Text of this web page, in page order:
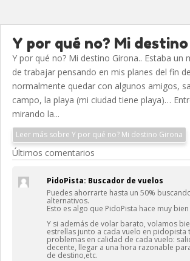
Y por qué no? Mi
Y por qué no? Mi destino Girona.. Estaba un
de trabajar pensando en mis planes del fin
normalmente quedar con algunos amigos,
campo, la playa (mi ciudad tiene playa)…
mirando la...
Leer más sobre Y por qué no? Mi destino Girona
Últimos comentarios
PidoPista: Buscador de vuelos
Puedes ahorrarte hasta un 50%
alternativos.
Esto es algo que PidoPista hace muy
Y si además de volar barato, volamos
estrellas junto a cada vuelo en pidopista
problemas en calidad de cada vuelo:
decente, llegar a una hora razonable
de destino,etc.